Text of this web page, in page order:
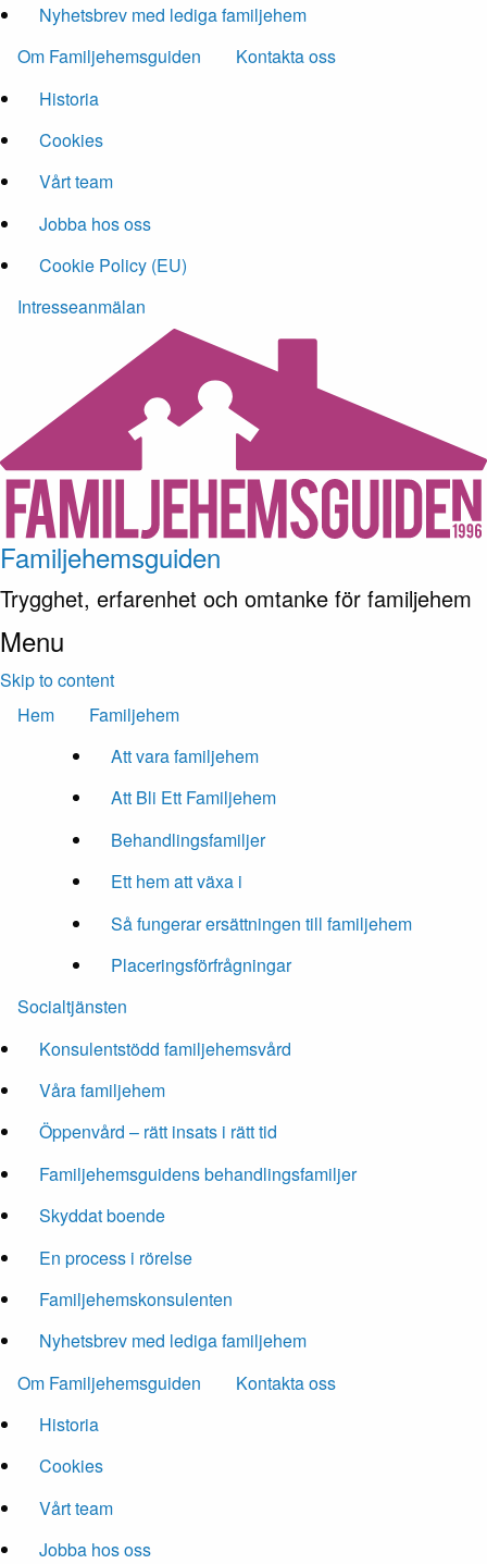
Nyhetsbrev med lediga familjehem
Om Familjehemsguiden
Historia
Cookies
Vårt team
Jobba hos oss
Cookie Policy (EU)
Kontakta oss
Intresseanmälan
Familjehemsguiden
Trygghet, erfarenhet och omtanke för familjehem
Menu
Skip to content
Hem
Familjehem
Att vara familjehem
Att Bli Ett Familjehem
Behandlingsfamiljer
Ett hem att växa i
Så fungerar ersättningen till familjehem
Placeringsförfrågningar
Socialtjänsten
Konsulentstödd familjehemsvård
Våra familjehem
Öppenvård – rätt insats i rätt tid
Familjehemsguidens behandlingsfamiljer
Skyddat boende
En process i rörelse
Familjehemskonsulenten
Nyhetsbrev med lediga familjehem
Om Familjehemsguiden
Historia
Cookies
Vårt team
Jobba hos oss
Kontakta oss